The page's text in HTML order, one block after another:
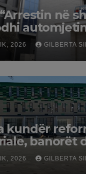
në
43-vjeçari
2026 GILBERTA
kundër
banorët
2026 GILBERTA